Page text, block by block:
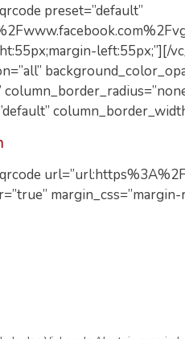
preset=”default”
left:55px;”][/